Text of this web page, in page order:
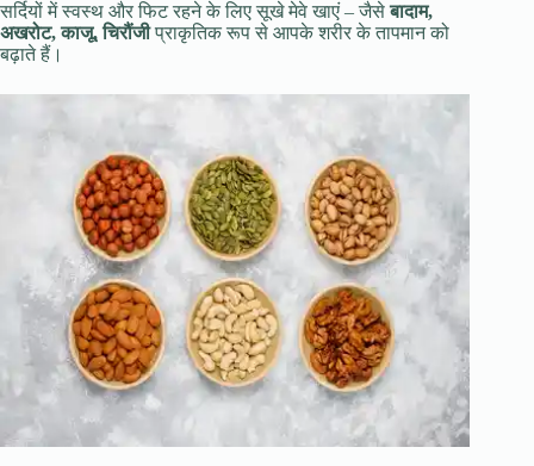
सर्दियों में स्वस्थ और फिट रहने के लिए सूखे मेवे खाएं – जैसेबादाम,
अखरोट, काजू, चिरौंजीप्राकृतिक रूप से आपके शरीर के तापमान को
बढ़ाते हैं।